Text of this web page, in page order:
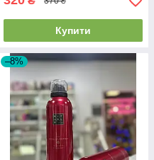
Купити
–8%